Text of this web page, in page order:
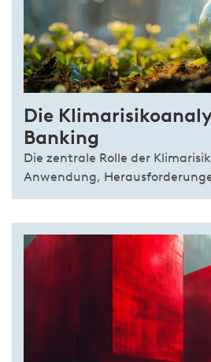
Die
Banking
Die zentrale Rolle der
Anwendung,